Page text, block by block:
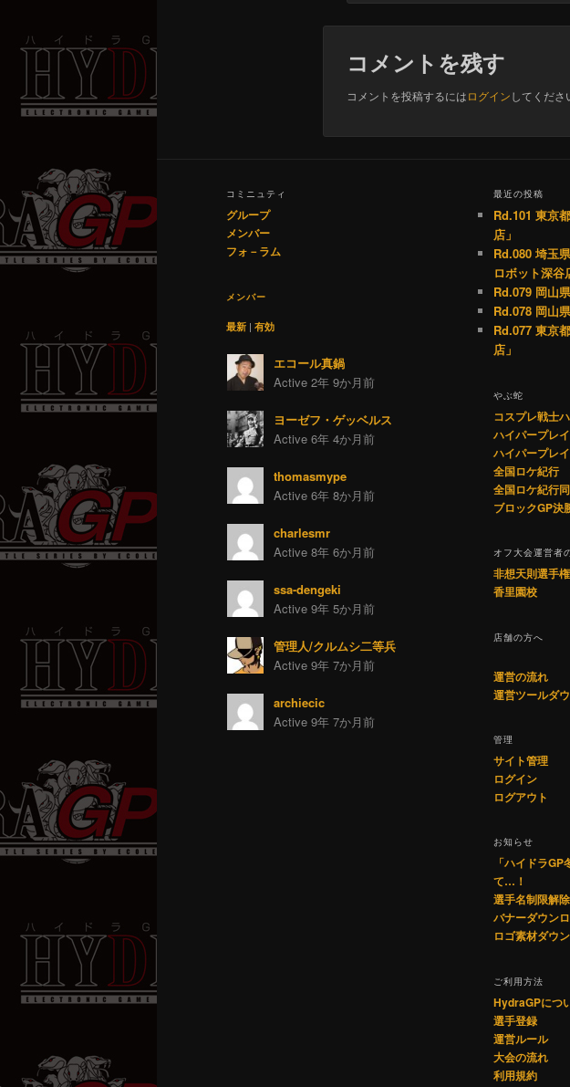
コメントを残す
コメントを投稿するにはログインしてくださ
コミニュティ
グループ
メンバー
フォ－ラム
メンバー
最新 | 有効
エコール真鍋
Active 2年 9か月前
ヨーゼフ・ゲッベルス
Active 6年 4か月前
thomasmype
Active 6年 8か月前
charlesmr
Active 8年 6か月前
ssa-dengeki
Active 9年 5か月前
管理人/クルムシ二等兵
Active 9年 7か月前
archiecic
Active 9年 7か月前
最近の投稿
Rd.101 東京
店」
Rd.080 埼玉
ロボット深谷
Rd.079 岡山
Rd.078 岡山
Rd.077 東京
店」
やぶ蛇
コスプレ戦士
ハイパープレ
ハイパープレ
全国ロケ紀行
全国ロケ紀行
ブロックGP決
オフ大会運営者
非想天則選手
香里園校
店舗の方へ
運営の流れ
運営ツールダ
管理
サイト管理
ログイン
ログアウト
お知らせ
「ハイドラ
て…！
選手名制限解
バナーダウン
ロゴ素材ダウ
ご利用方法
HydraGPにつ
選手登録
運営ルール
大会の流れ
利用規約